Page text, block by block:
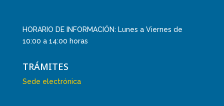
HORARIO DE INFORMACIÓN: Lunes a Viernes de
10:00 a 14:00 horas
TRÁMITES
Sede electrónica